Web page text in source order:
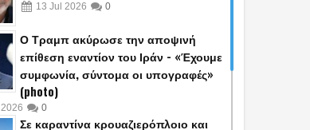
13 Jul 2026 0
Ο Τραμπ ακύρωσε την αποψινή
επίθεση εναντίον του Ιράν - «Έχουμε
συμφωνία, σύντομα οι υπογραφές»
(photo)
2026 0
Σε καραντίνα κρουαζιερόπλοιο και